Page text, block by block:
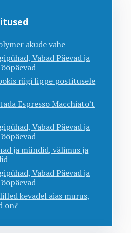
akude vahe
Vabad Päevad ja
riigi lippe postitusele
Espresso Macchiato’t
Vabad Päevad ja
ja mündid, välimus ja
Vabad Päevad ja
kevadel aias murus,
on?